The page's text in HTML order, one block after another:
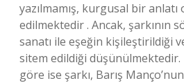
yazılmamış, kurgusal bir
edilmektedir . Ancak, şarkının
sanatı ile eşeğin kişileştirildiği
sitem edildiği düşünülmektedir.
göre ise şarkı, Barış